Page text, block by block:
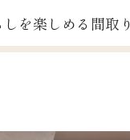
を楽しめる間取